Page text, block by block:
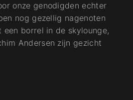
onze genodigden echter
nog gezellig nagenoten
borrel in de skylounge,
Andersen zijn gezicht